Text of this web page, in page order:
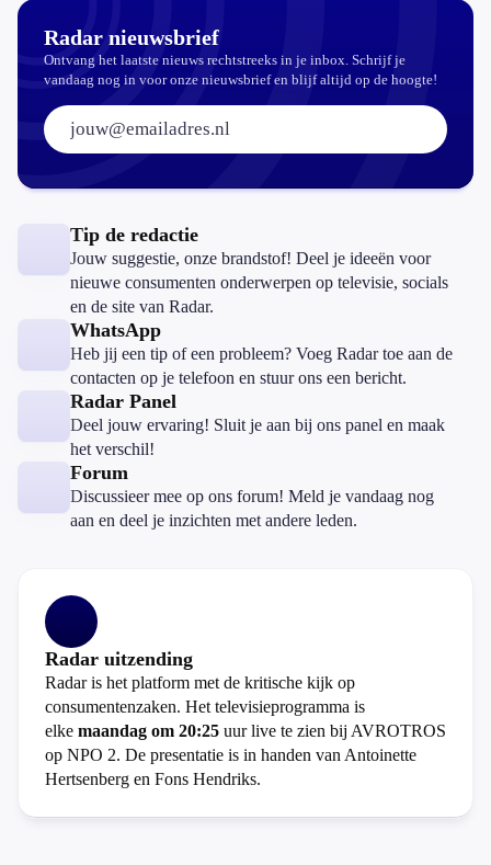
Radar nieuwsbrief
Ontvang het laatste nieuws rechtstreeks in je inbox. Schrijf je
vandaag nog in voor onze nieuwsbrief en blijf altijd op de hoogte!
E-mailadres:
Tip de redactie
Jouw suggestie, onze brandstof! Deel je ideeën voor
nieuwe consumenten onderwerpen op televisie, socials
en de site van Radar.
WhatsApp
Heb jij een tip of een probleem? Voeg Radar toe aan de
contacten op je telefoon en stuur ons een bericht.
Radar Panel
Deel jouw ervaring! Sluit je aan bij ons panel en maak
het verschil!
Forum
Discussieer mee op ons forum! Meld je vandaag nog
aan en deel je inzichten met andere leden.
Radar uitzending
Radar is het platform met de kritische kijk op
consumentenzaken. Het televisieprogramma is
elke maandag om 20:25 uur live te zien bij AVROTROS
op NPO 2. De presentatie is in handen van Antoinette
Hertsenberg en Fons Hendriks.